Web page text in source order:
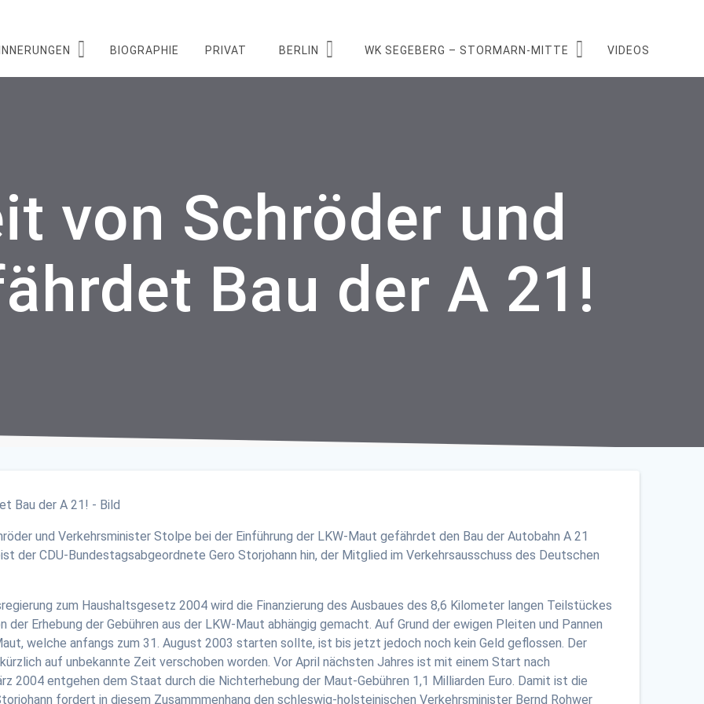
BIOGRAPHIE PRIVAT BERLIN WK SEGEBERG – STORMARN-MITTE VIDEOS
von Schröder und
Bau der A 21!
und Verkehrsminister Stolpe bei der Einführung der LKW-Maut gefährdet den Bau der Autobahn A 21
der CDU-Bundestagsabgeordnete Gero Storjohann hin, der Mitglied im Verkehrsausschuss des Deutschen
zum Haushaltsgesetz 2004 wird die Finanzierung des Ausbaues des 8,6 Kilometer langen Teilstückes
Erhebung der Gebühren aus der LKW-Maut abhängig gemacht. Auf Grund der ewigen Pleiten und Pannen
welche anfangs zum 31. August 2003 starten sollte, ist bis jetzt jedoch noch kein Geld geflossen. Der
auf unbekannte Zeit verschoben worden. Vor April nächsten Jahres ist mit einem Start nach
2004 entgehen dem Staat durch die Nichterhebung der Maut-Gebühren 1,1 Milliarden Euro. Damit ist die
fordert in diesem Zusammmenhang den schleswig-holsteinischen Verkehrsminister Bernd Rohwer